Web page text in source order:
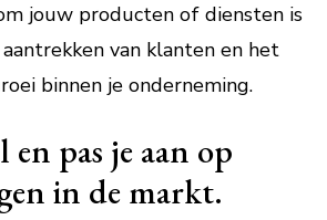
jouw producten of diensten is
van klanten en het
binnen je onderneming.
pas je aan op
in de markt.